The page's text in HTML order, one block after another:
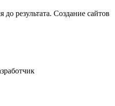
до результата. Создание сайтов